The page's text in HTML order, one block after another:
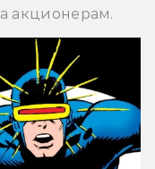
акционерам.